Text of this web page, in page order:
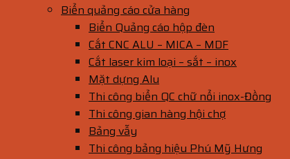
Biển quảng cáo cửa hàng
Biển Quảng cáo hộp đèn
Cắt CNC ALU – MICA – MDF
Cắt laser kim loại – sắt – inox
Mặt dựng Alu
Thi công biển QC chữ nổi inox-Đồng
Thi công gian hàng hội chợ
Bảng vẫy
Thi công bảng hiệu Phú Mỹ Hưng